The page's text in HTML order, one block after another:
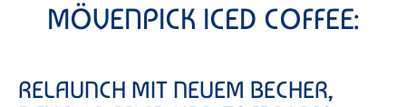
MÖVENPICK ICED COFFEE:
RELAUNCH MIT NEUEM BECHER,